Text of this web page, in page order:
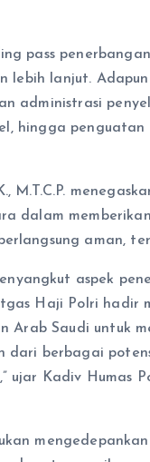
pass
lebih lanjut.
administrasi
hingga penguatan
M.T.C.P.
dalam
aman,
aspek
Haji Polri hadir
Arab Saudi untuk
dari berbagai
Kadiv Humas